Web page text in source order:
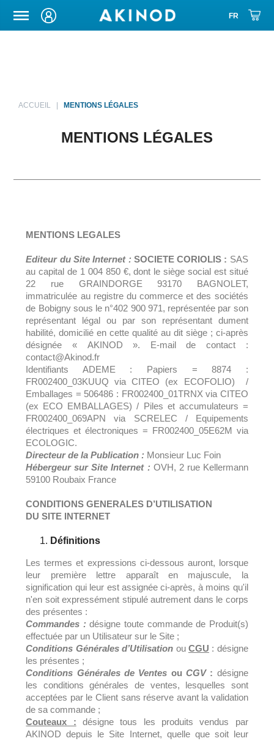
ETUIS DE TRANSPORT
ACCUEIL MENTIONS LÉGALES
MENTIONS LÉGALES
MENTIONS LEGALES
Editeur du Site Internet : SOCIETE CORIOLIS : SAS
au capital de 1 004 850 €, dont le siège social est situé
22 rue GRAINDORGE 93170 BAGNOLET,
immatriculée au registre du commerce et des sociétés
de Bobigny sous le n°402 900 971, représentée par son
représentant légal ou par son représentant dument
habilité, domicilié en cette qualité au dit siège ; ci-après
désignée « AKINOD ». E-mail de contact :
contact@Akinod.fr
Identifiants ADEME : Papiers = 8874 :
FR002400_03KUUQ via CITEO (ex ECOFOLIO) /
Emballages = 506486 : FR002400_01TRNX via CITEO
(ex ECO EMBALLAGES) / Piles et accumulateurs =
FR002400_069APN via SCRELEC / Equipements
électriques et électroniques = FR002400_05E62M via
ECOLOGIC.
Directeur de la Publication : Monsieur Luc Foin
Hébergeur sur Site Internet : OVH, 2 rue Kellermann
59100 Roubaix France
CONDITIONS GENERALES D’UTILISATION
DU SITE INTERNET
Définitions
Les termes et expressions ci-dessous auront, lorsque
leur première lettre apparaît en majuscule, la
signification qui leur est assignée ci-après, à moins qu'il
n'en soit expressément stipulé autrement dans le corps
des présentes :
Commandes : désigne toute commande de Produit(s)
effectuée par un Utilisateur sur le Site ;
Conditions Générales d’Utilisation ou CGU : désigne
les présentes ;
Conditions Générales de Ventes ou CGV : désigne
les conditions générales de ventes, lesquelles sont
acceptées par le Client sans réserve avant la validation
de sa commande ;
Couteaux : désigne tous les produits vendus par
AKINOD depuis le Site Internet, quelle que soit leur